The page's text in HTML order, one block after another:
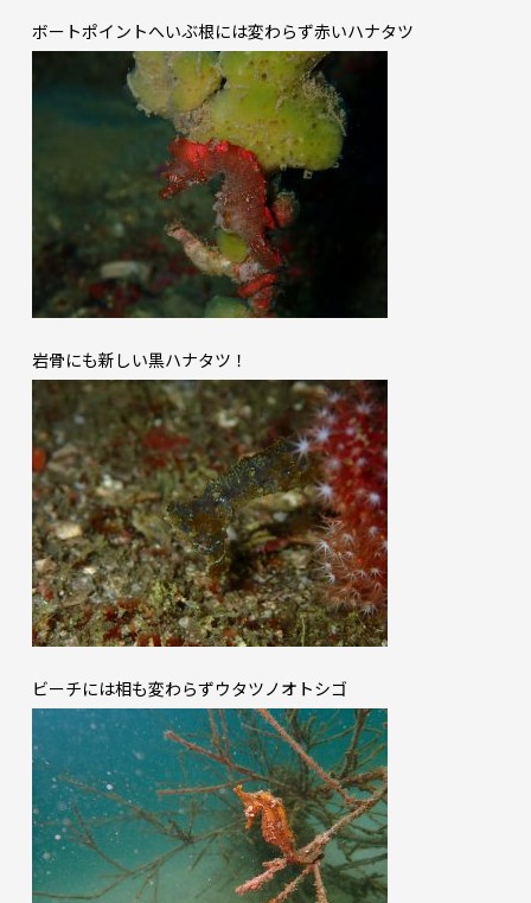
ボートポイントへいぶ根には変わらず赤いハナタツ
岩骨にも新しい黒ハナタツ！
ビーチには相も変わらずウタツノオトシゴ